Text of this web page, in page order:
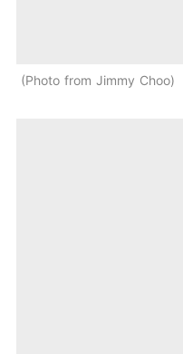
Photo from Jimmy Choo